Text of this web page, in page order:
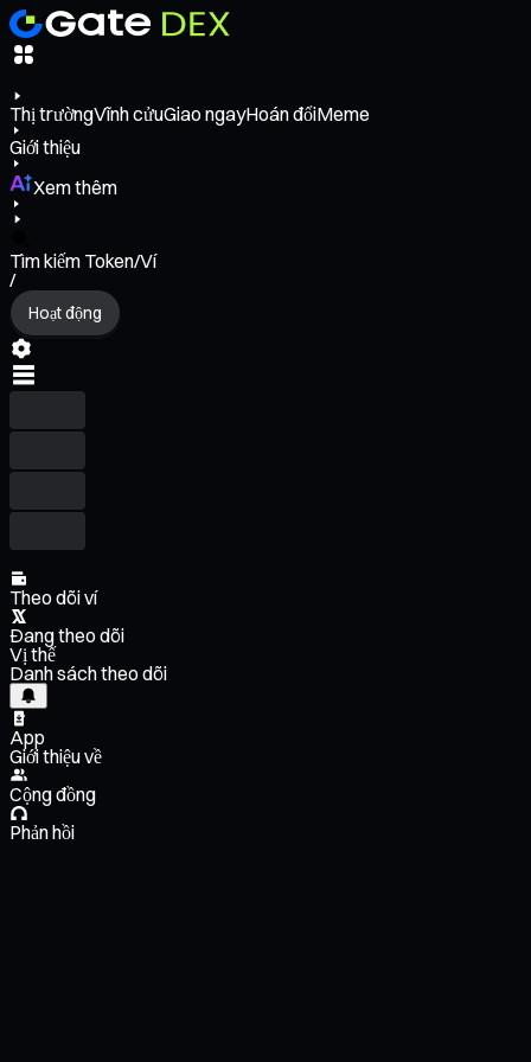
Thị trườngVĩnh cửuGiao ngayHoán đổiMeme
Giới thiệu
Xem thêm
Tìm kiếm Token/Ví
/
Hoạt động
Theo dõi ví
Đang theo dõi
Vị thế
Danh sách theo dõi
App
Giới thiệu về
Cộng đồng
Phản hồi